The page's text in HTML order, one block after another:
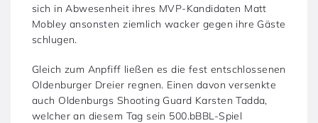
sich in Abwesenheit ihres MVP-Kandidaten Matt
Mobley ansonsten ziemlich wacker gegen ihre Gäste
schlugen.
Gleich zum Anpfiff ließen es die fest entschlossenen
Oldenburger Dreier regnen. Einen davon versenkte
auch Oldenburgs Shooting Guard Karsten Tadda,
welcher an diesem Tag sein 500.bBBL-Spiel